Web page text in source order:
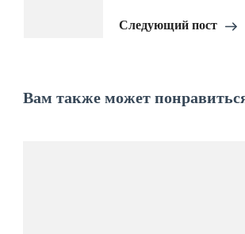
Следующий пост
Вам также может